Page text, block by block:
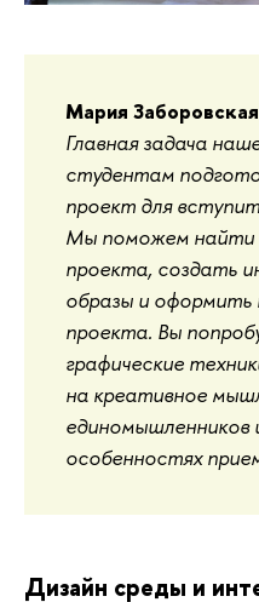
Мария Заборовская
Главная задача
студентам
проект для
Мы поможем найти
проекта, создать
образы и
проекта. Вы
графические
на креативное
единомышленников
особенностях
Дизайн среды и